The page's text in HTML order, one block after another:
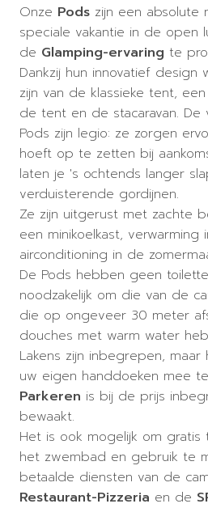
Onze Pods zijn een absolute
speciale vakantie in de open
de Glamping-ervaring te
Dankzij hun innovatief design
zijn van de klassieke tent,
de tent en de stacaravan. De
Pods zijn legio: ze zorgen
hoeft op te zetten bij
laten je 's ochtends langer
verduisterende gordijnen.
Ze zijn uitgerust met zachte
een minikoelkast, verwarming
airconditioning in de
De Pods hebben geen
noodzakelijk om die van de
die op ongeveer 30 meter
douches met warm water
Lakens zijn inbegrepen, maar
uw eigen handdoeken mee
Parkeren is bij de prijs
bewaakt.
Het is ook mogelijk om
het zwembad en gebruik te
betaalde diensten van de
Restaurant-Pizzeria en de